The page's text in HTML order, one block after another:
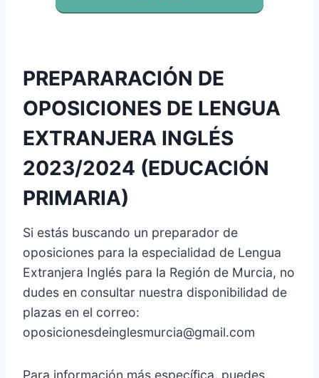
PREPARARACIÓN DE
OPOSICIONES DE LENGUA
EXTRANJERA INGLÉS
2023/2024 (EDUCACIÓN
PRIMARIA)
Si estás buscando un preparador de
oposiciones para la especialidad de Lengua
Extranjera Inglés para la Región de Murcia, no
dudes en consultar nuestra disponibilidad de
plazas en el correo:
oposicionesdeinglesmurcia@gmail.com
Para información más específica, puedes